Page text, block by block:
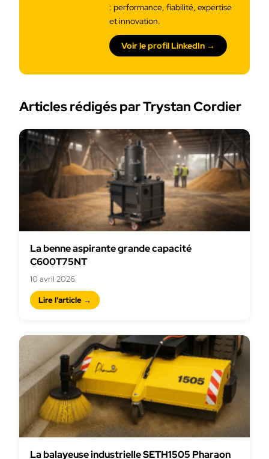
: performance, fiabilité, expertise
et innovation.
Voir le profil LinkedIn →
Articles rédigés par Trystan Cordier
La benne aspirante grande capacité
C600T75NT
10 avril 2026
Lire l'article →
La balayeuse industrielle SETH1505 Pharaon